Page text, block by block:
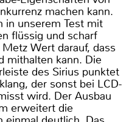
machen kann.
in unserem Test mit
flüssig und scharf
Wert darauf, dass
mithalten kann. Die
des Sirius punktet
der sonst bei LCD-
wird. Der Ausbau
erweitert die